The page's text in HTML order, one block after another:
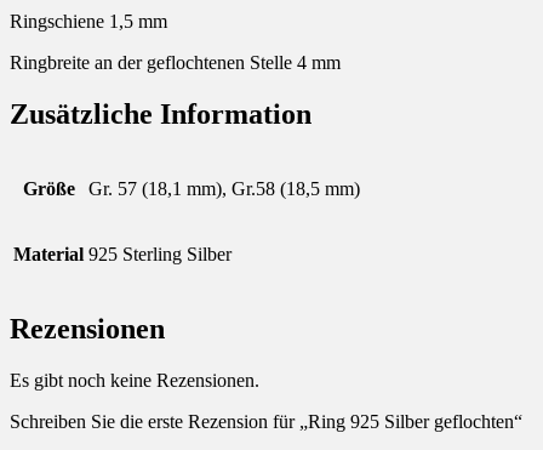
Ringschiene 1,5 mm
Ringbreite an der geflochtenen Stelle 4 mm
Zusätzliche Information
Größe Gr. 57 (18,1 mm), Gr.58 (18,5 mm)
Material 925 Sterling Silber
Rezensionen
Es gibt noch keine Rezensionen.
Schreiben Sie die erste Rezension für „Ring 925 Silber geflochten“